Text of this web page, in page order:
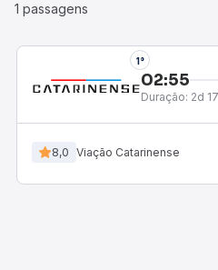
1 passagens
1°
02:55
Duração: 2d
8,0 Viação Catarinense